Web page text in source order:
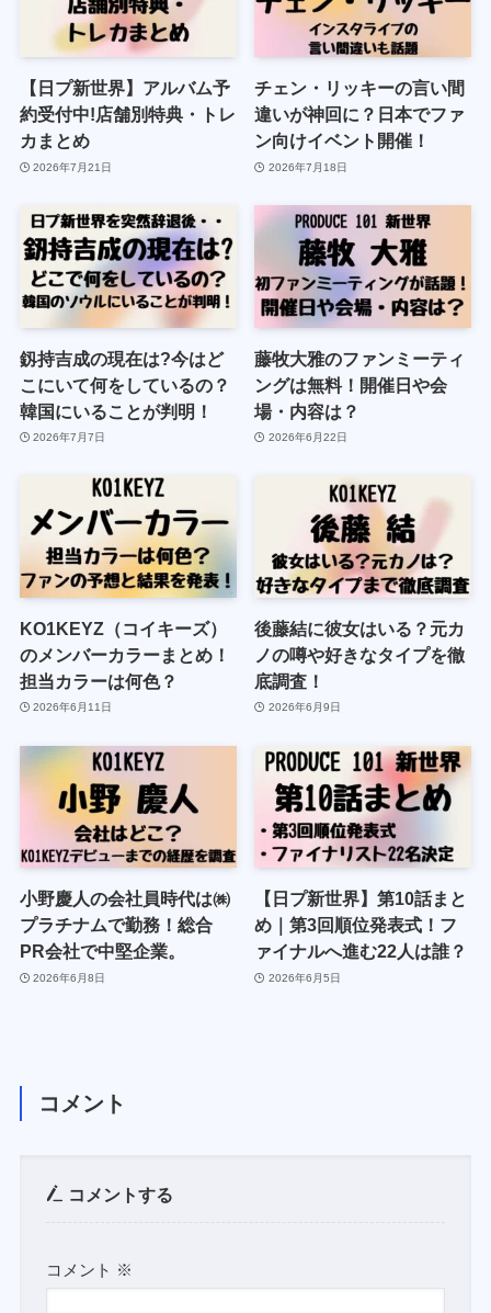
【日プ新世界】アルバム予
約受付中!店舗別特典・トレ
カまとめ
2026年7月21日
チェン・リッキーの言い間
違いが神回に？日本でファ
ン向けイベント開催！
2026年7月18日
釼持吉成の現在は?今はど
こにいて何をしているの？
韓国にいることが判明！
2026年7月7日
藤牧大雅のファンミーティ
ングは無料！開催日や会
場・内容は？
2026年6月22日
KO1KEYZ（コイキーズ）
のメンバーカラーまとめ！
担当カラーは何色？
2026年6月11日
後藤結に彼女はいる？元カ
ノの噂や好きなタイプを徹
底調査！
2026年6月9日
小野慶人の会社員時代は㈱
プラチナムで勤務！総合
PR会社で中堅企業。
2026年6月8日
【日プ新世界】第10話まと
め｜第3回順位発表式！フ
ァイナルへ進む22人は誰？
2026年6月5日
コメント
コメントする
コメント ※